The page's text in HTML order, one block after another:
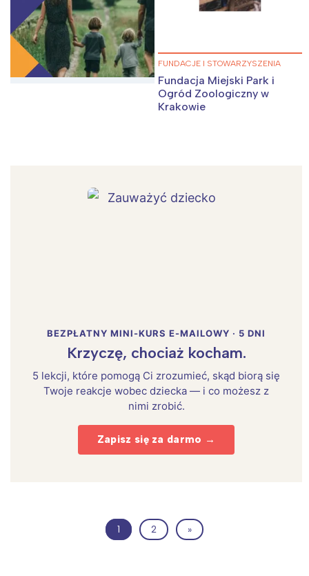
FUNDACJE I STOWARZYSZENIA
Fundacja Miejski Park i
Ogród Zoologiczny w
Krakowie
BEZPŁATNY MINI-KURS E-MAILOWY · 5 DNI
Krzyczę, chociaż kocham.
5 lekcji, które pomogą Ci zrozumieć, skąd biorą się
Twoje reakcje wobec dziecka — i co możesz z
nimi zrobić.
Zapisz się za darmo →
1 2 »